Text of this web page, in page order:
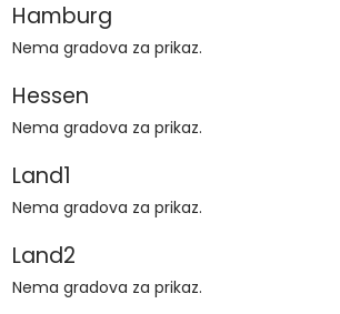
Hamburg
Nema gradova za prikaz.
Hessen
Nema gradova za prikaz.
Land1
Nema gradova za prikaz.
Land2
Nema gradova za prikaz.